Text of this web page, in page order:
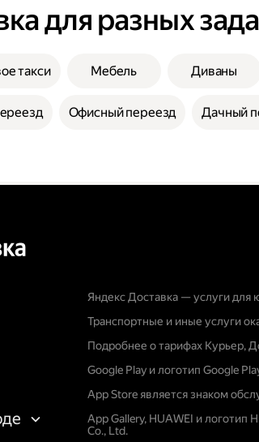
для разных
такси Мебель Диваны
Офисный переезд Дачный
Яндекс Доставка — услуги
Транспортные и иные услуги
Подробнее о тарифах Курьер,
Google Play и логотип Google
App Store является знаком
App Gallery, HUAWEI и логотип
Co., Ltd.